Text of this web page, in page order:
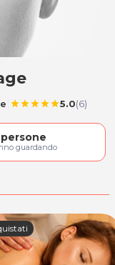
starstarstarstarstar5.0(6)
persone
guardando